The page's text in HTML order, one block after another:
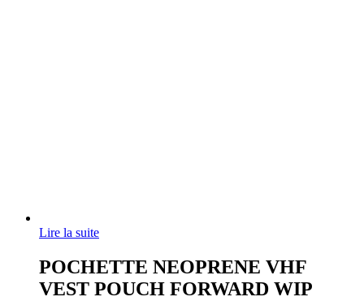
Lire la suite
POCHETTE NEOPRENE VHF
VEST POUCH FORWARD WIP